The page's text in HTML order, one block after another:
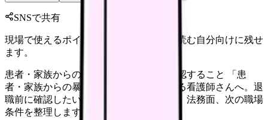
SNSで共有
現場で使えるポイントを、同僚やあとで読む自分向けに残せ
ます。
患者・家族からの暴言で辞めたい時に確認すること 「患
者・家族からの暴言で辞めたい」と感じる看護師さんへ。退
職前に確認したい体調、職場内の選択肢、法務面、次の職場
条件を整理します。